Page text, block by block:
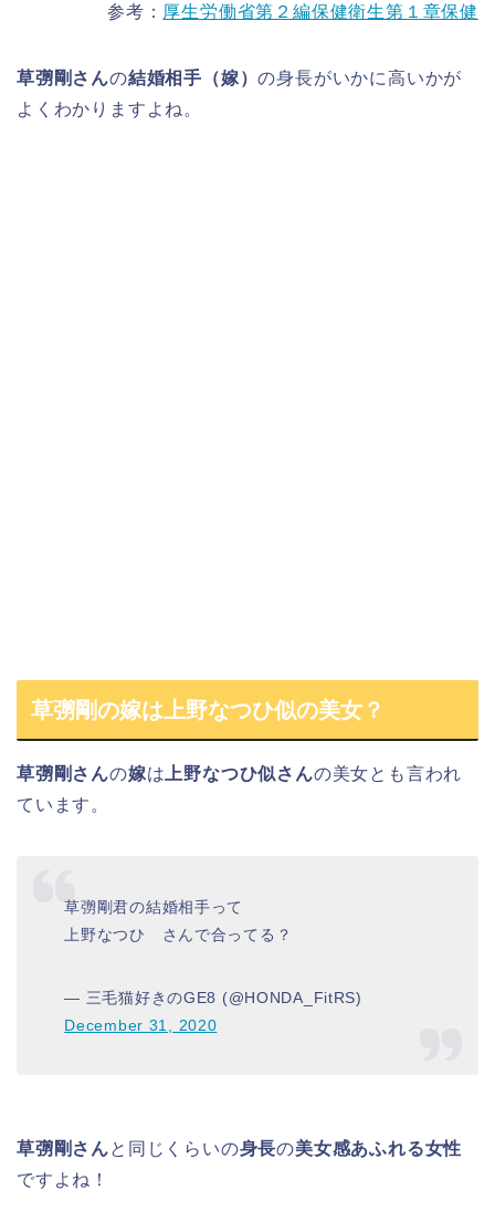
参考： 厚生労働省第２編保健衛生第１章保健
草彅剛さんの結婚相手（嫁）の身長がいかに高いかが
よくわかりますよね。
草彅剛の嫁は上野なつひ似の美女？
草彅剛さんの嫁は 上野なつひ似さんの美女とも言われ
ています。
草彅剛君の結婚相手って
上野なつひ さんで合ってる？
— 三毛猫好きのGE8 (@HONDA_FitRS)
December 31, 2020
草彅剛さんと同じくらいの身長の美女感あふれる女性
ですよね！